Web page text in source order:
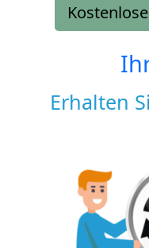
Erhalten